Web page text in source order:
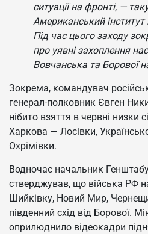
ситуації на фронті, —
Американський інститут
Під час цього заходу
про уявні захоплення
Вовчанська та Борової
Зокрема, командувач
генерал-полковник Євген
нібито взяття в червні низки
Харкова — Лосівки,
Охрімівки.
Водночас начальник
стверджував, що війська РФ
Шийківку, Новий Мир,
південний схід від Борової.
оприлюднило відеокадри